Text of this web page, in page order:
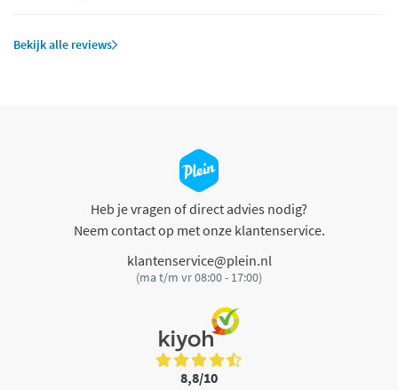
Bekijk alle reviews
Heb je vragen of direct advies nodig?
Neem contact op met onze klantenservice.
klantenservice@plein.nl
(ma t/m vr 08:00 - 17:00)
8,8/10